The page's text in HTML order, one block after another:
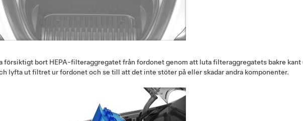
försiktigt bort HEPA-filteraggregatet från fordonet genom att luta filteraggregatets bakre
lyfta ut filtret ur fordonet och se till att det inte stöter på eller skadar andra komponenter.